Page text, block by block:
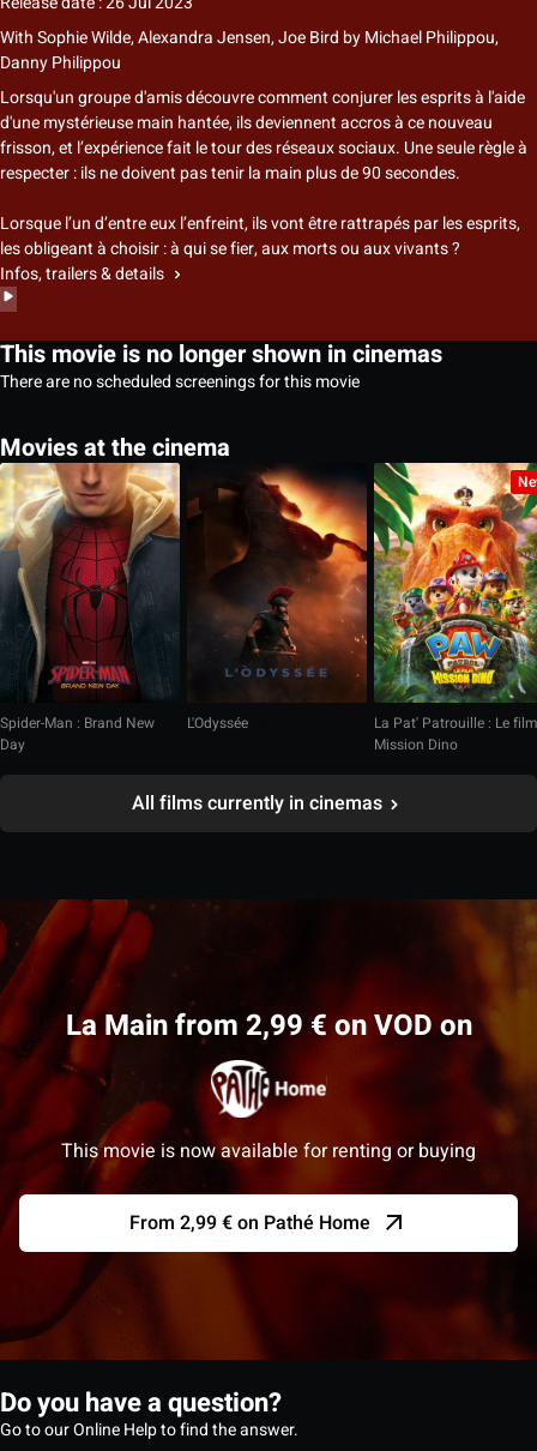
WithSophie Wilde,Alexandra Jensen,Joe Bird byMichael Philippou,
Danny Philippou
Lorsqu'un groupe d'amis découvre comment conjurer les esprits à l'aide
d'une mystérieuse main hantée, ils deviennent accros à ce nouveau
frisson, et l’expérience fait le tour des réseaux sociaux. Une seule règle à
respecter : ils ne doivent pas tenir la main plus de 90 secondes.
Lorsque l’un d’entre eux l’enfreint, ils vont être rattrapés par les esprits,
les obligeant à choisir : à qui se fier, aux morts ou aux vivants ?
Infos, trailers & details
This movie is no longer shown in cinemas
There are no scheduled screenings for this movie
Movies at the cinema
Spider-Man : Brand New
Day
L'Odyssée
La Pat' Patrouille : Le film
Mission Dino
All films currently in cinemas
La Main from 2,99 € on VOD on
This movie is now available for renting or buying
From 2,99 € on Pathé Home
Do you have a question?
Go to our Online Help to find the answer.